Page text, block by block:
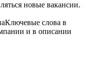
новые вакансии.
Ключевые слова в
и в описании